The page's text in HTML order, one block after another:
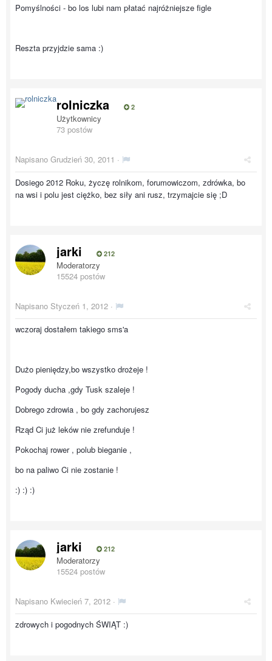
Pomyślności - bo los lubi nam płatać najróżniejsze figle
Reszta przyjdzie sama :)
rolniczka 2
Użytkownicy
73 postów
Napisano Grudzień 30, 2011 ·
Dosiego 2012 Roku, życzę rolnikom, forumowiczom, zdrówka, bo
na wsi i polu jest ciężko, bez siły ani rusz, trzymajcie się ;D
jarki 212
Moderatorzy
15524 postów
Napisano Styczeń 1, 2012 ·
wczoraj dostałem takiego sms'a
Dużo pieniędzy,bo wszystko drożeje !
Pogody ducha ,gdy Tusk szaleje !
Dobrego zdrowia , bo gdy zachorujesz
Rząd Ci już leków nie zrefunduje !
Pokochaj rower , polub bieganie ,
bo na paliwo Ci nie zostanie !
:) :) :)
jarki 212
Moderatorzy
15524 postów
Napisano Kwiecień 7, 2012 ·
zdrowych i pogodnych ŚWIĄT :)